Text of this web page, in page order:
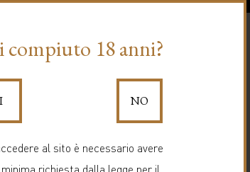
compiuto 18 anni?
NO
al sito è necessario avere
richiesta dalla legge per il